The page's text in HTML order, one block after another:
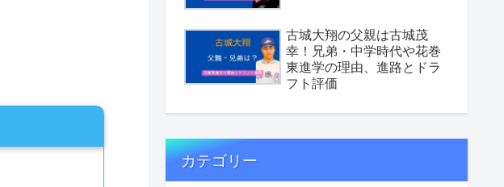
古城大翔の父親は古城茂
幸！兄弟・中学時代や花巻
東進学の理由、進路とドラ
フト評価
カテゴリー